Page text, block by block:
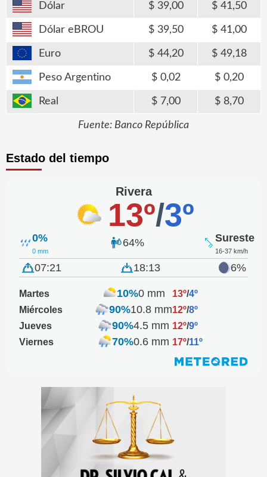
Dólar 39,00 41,50
Dólar eBROU 39,50 41,00
Euro 44,20 49,18
Peso Argentino 0,02 0,20
Real 7,00 8,70
Fuente: Banco República
Estado del tiempo
Rivera
13º/3º
0%
0 mm
64% Sureste
16-37 km/h
07:21 18:13 6%
Martes 10%0 mm 13º/4º
Miércoles
90%10.8 mm12º/8º
Jueves
90%4.5 mm 12º/9º
Viernes
70%0.6 mm 17º/11º